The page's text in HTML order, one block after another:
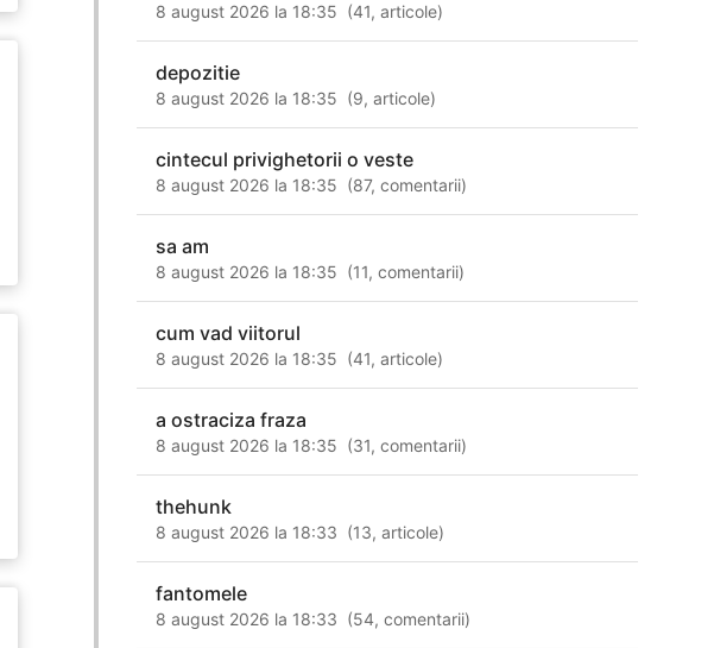
8 august 2026 la 18:35 (41,articole)
depozitie
8 august 2026 la 18:35 (9,articole)
cintecul privighetorii o veste
8 august 2026 la 18:35 (87,comentarii)
sa am
8 august 2026 la 18:35 (11,comentarii)
cum vad viitorul
8 august 2026 la 18:35 (41,articole)
a ostraciza fraza
8 august 2026 la 18:35 (31,comentarii)
thehunk
8 august 2026 la 18:33 (13,articole)
fantomele
8 august 2026 la 18:33 (54,comentarii)